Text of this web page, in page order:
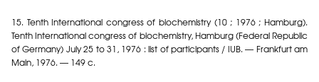
15. Tenth International congress of biochemistry (10 ; 1976 ; Hamburg).
Tenth International congress of biochemistry, Hamburg (Federal Republic
of Germany) July 25 to 31, 1976 : list of participants / IUB. — Frankfurt am
Main, 1976. — 149 c.